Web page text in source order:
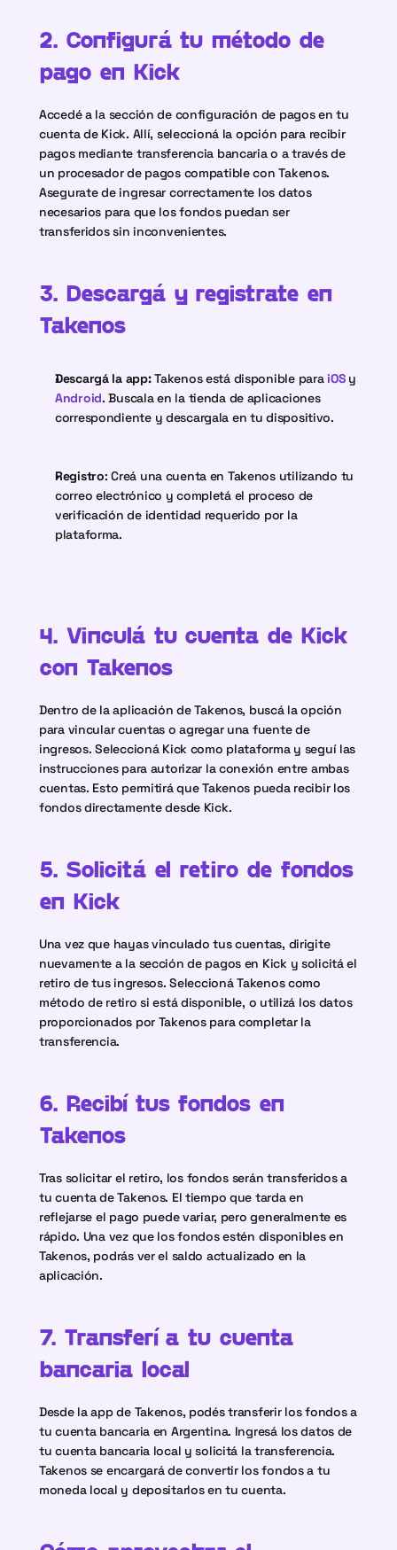
2. Configurá tu método de
pago en Kick
Accedé a la sección de configuración de pagos en tu
cuenta de Kick. Allí, seleccioná la opción para recibir
pagos mediante transferencia bancaria o a través de
un procesador de pagos compatible con Takenos.
Asegurate de ingresar correctamente los datos
necesarios para que los fondos puedan ser
transferidos sin inconvenientes.
3. Descargá y registrate en
Takenos
Descargá la app: Takenos está disponible para iOS
Android. Buscala en la tienda de aplicaciones
correspondiente y descargala en tu dispositivo.
Registro: Creá una cuenta en Takenos utilizando tu
correo electrónico y completá el proceso de
verificación de identidad requerido por la
plataforma.
4. Vinculá tu cuenta de Kick
con Takenos
Dentro de la aplicación de Takenos, buscá la opción
para vincular cuentas o agregar una fuente de
ingresos. Seleccioná Kick como plataforma y seguí las
instrucciones para autorizar la conexión entre ambas
cuentas. Esto permitirá que Takenos pueda recibir los
fondos directamente desde Kick.
5. Solicitá el retiro de fondos
en Kick
Una vez que hayas vinculado tus cuentas, dirigite
nuevamente a la sección de pagos en Kick y solicitá el
retiro de tus ingresos. Seleccioná Takenos como
método de retiro si está disponible, o utilizá los datos
proporcionados por Takenos para completar la
transferencia.
6. Recibí tus fondos en
Takenos
Tras solicitar el retiro, los fondos serán transferidos a
tu cuenta de Takenos. El tiempo que tarda en
reflejarse el pago puede variar, pero generalmente es
rápido. Una vez que los fondos estén disponibles en
Takenos, podrás ver el saldo actualizado en la
aplicación.
7. Transferí a tu cuenta
bancaria local
Desde la app de Takenos, podés transferir los fondos a
tu cuenta bancaria en Argentina. Ingresá los datos de
tu cuenta bancaria local y solicitá la transferencia.
Takenos se encargará de convertir los fondos a tu
moneda local y depositarlos en tu cuenta.